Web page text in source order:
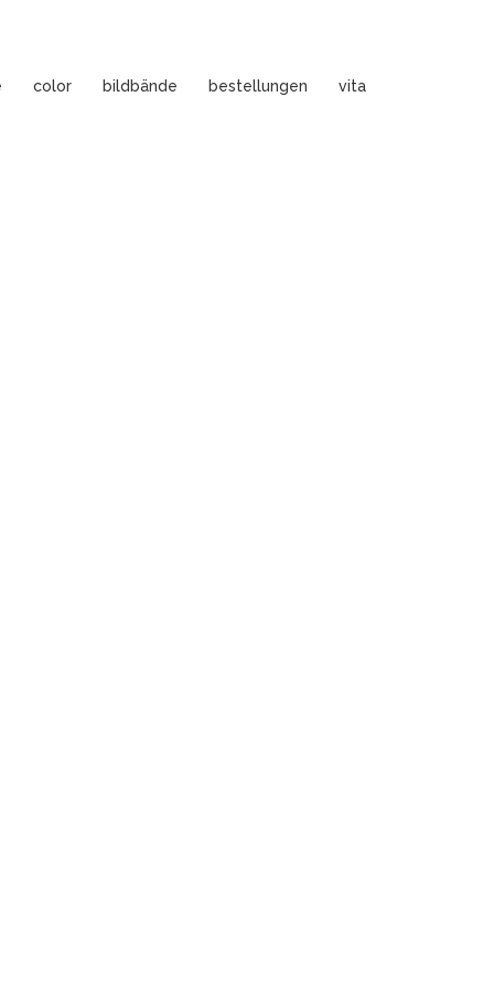
color bildbände bestellungen vita